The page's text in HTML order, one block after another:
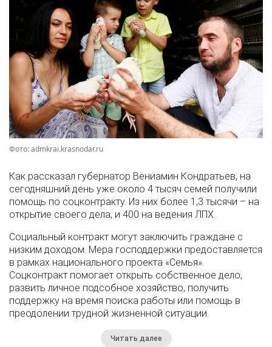
Фото: admkrai.krasnodar.ru
Как рассказал губернатор Вениамин Кондратьев, на
сегодняшний день уже около 4 тысяч семей получили
помощь по соцконтракту. Из них более 1,3 тысячи – на
открытие своего дела, и 400 на ведения ЛПХ.
Социальный контракт могут заключить граждане с
низким доходом. Мера господдержки предоставляется
в рамках национального проекта «Семья».
Соцконтракт помогает открыть собственное дело,
развить личное подсобное хозяйство, получить
поддержку на время поиска работы или помощь в
преодолении трудной жизненной ситуации.
Читать далее